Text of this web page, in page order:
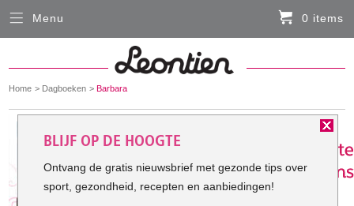
You
here:
Home Dagboeken Barbara
Menu 0 items
Sluiten
HARDLOOPKLEDING
FIETSKLEDING
SERVICE
BLIJF OP DE HOOGTE
Ontvang de gratis nieuwsbrief met gezonde tips over
sport, gezondheid, recepten en aanbiedingen!